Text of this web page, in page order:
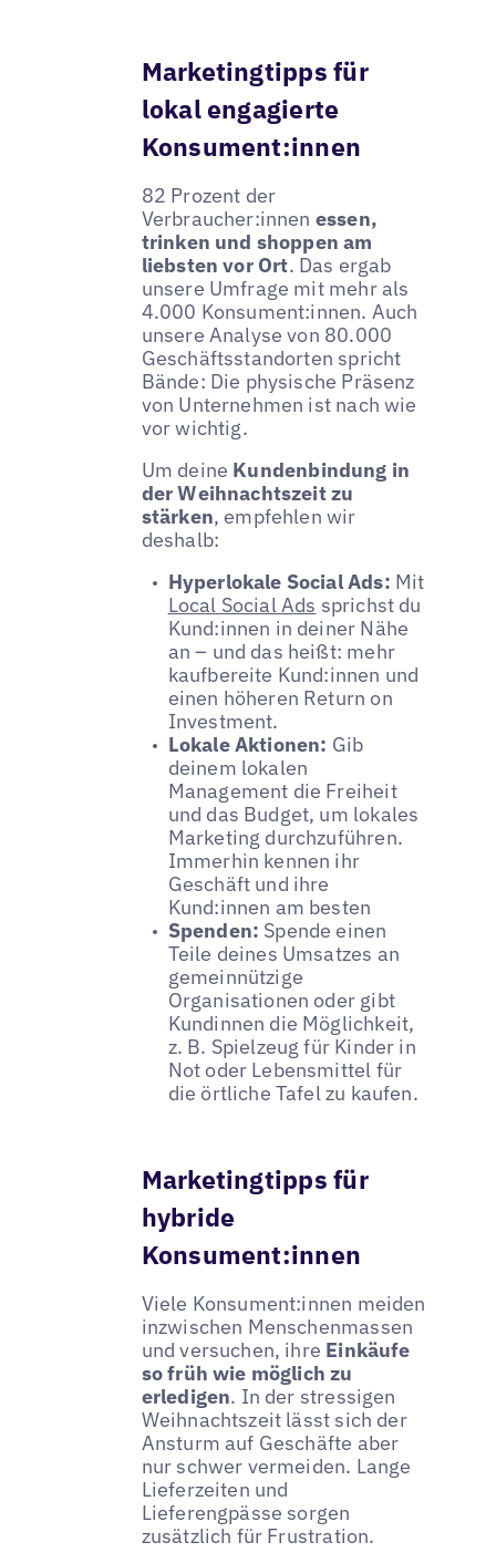
Marketingtipps für
lokal engagierte
Konsument:innen
82 Prozent der
Verbraucher:innen essen,
trinken und shoppen am
liebsten vor Ort. Das ergab
unsere Umfrage mit mehr als
4.000 Konsument:innen. Auch
unsere Analyse von 80.000
Geschäftsstandorten spricht
Bände: Die physische Präsenz
von Unternehmen ist nach wie
vor wichtig.
Um deine Kundenbindung in
der Weihnachtszeit zu
stärken, empfehlen wir
deshalb:
Hyperlokale Social Ads: Mit
Local Social Ads sprichst du
Kund:innen in deiner Nähe
an – und das heißt: mehr
kaufbereite Kund:innen und
einen höheren Return on
Investment.
Lokale Aktionen: Gib
deinem lokalen
Management die Freiheit
und das Budget, um lokales
Marketing durchzuführen.
Immerhin kennen ihr
Geschäft und ihre
Kund:innen am besten
Spenden: Spende einen
Teile deines Umsatzes an
gemeinnützige
Organisationen oder gibt
Kundinnen die Möglichkeit,
z. B. Spielzeug für Kinder in
Not oder Lebensmittel für
die örtliche Tafel zu kaufen.
Marketingtipps für
hybride
Konsument:innen
Viele Konsument:innen meiden
inzwischen Menschenmassen
und versuchen, ihre Einkäufe
so früh wie möglich zu
erledigen. In der stressigen
Weihnachtszeit lässt sich der
Ansturm auf Geschäfte aber
nur schwer vermeiden. Lange
Lieferzeiten und
Lieferengpässe sorgen
zusätzlich für Frustration.